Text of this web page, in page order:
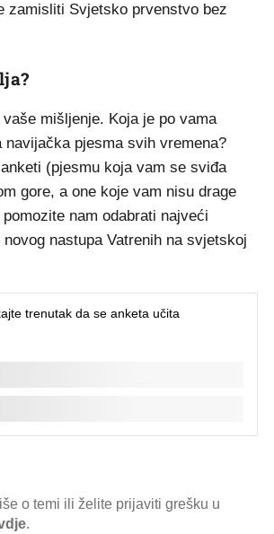
zamisliti Svjetsko prvenstvo bez
mišljenje. Koja je po vama
navijačka pjesma svih vremena?
(pjesmu koja vam se sviđa
gore, a one koje vam nisu drage
nam odabrati najveći
nastupa Vatrenih na svjetskoj
o temi ili želite prijaviti grešku u
.